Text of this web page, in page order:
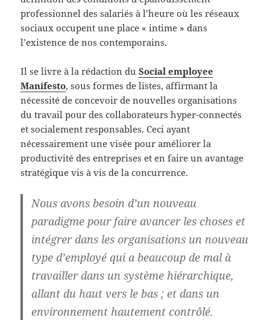
professionnel des salariés à l’heure où les réseaux
sociaux occupent une place « intime » dans
l’existence de nos contemporains.
Il se livre à la rédaction duSocial employee
Manifesto, sous formes de listes, affirmant la
nécessité de concevoir de nouvelles organisations
du travail pour des collaborateurs hyper-connectés
et socialement responsables. Ceci ayant
nécessairement une visée pour améliorer la
productivité des entreprises et en faire un avantage
stratégique vis à vis de la concurrence.
Nous avons besoin d’un nouveau
paradigme pour faire avancer les choses et
intégrer dans les organisations un nouveau
type d’employé qui a beaucoup de mal à
travailler dans un système hiérarchique,
allant du haut vers le bas ; et dans un
environnement hautement contrôlé.